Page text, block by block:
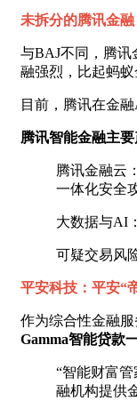
未拆分的腾讯金
与BAJ不同，腾讯
融强烈，比起蚂蚁
目前，腾讯在金
腾讯智能金融主要
腾讯金融云
一体化安全
大数据与AI
可疑交易风
平安科技：平安“
作为综合性金融
Gamma智能贷款
“智能财富
融机构提供